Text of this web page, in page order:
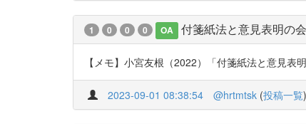
1 0 0 0 OA 付箋紙法と意見表明の
【メモ】小宮友根（2022）「付箋紙法と意見
2023-09-01 08:38:54 @hrtmtsk (投稿一覧)